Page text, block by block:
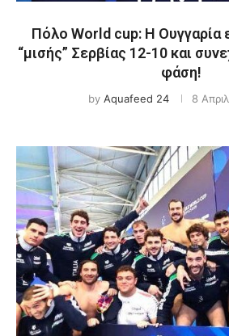
Πόλο World cup: Η Ουγγαρία
“μισής” Σερβίας 12-10 και
φάση!
by Aquafeed 24 8